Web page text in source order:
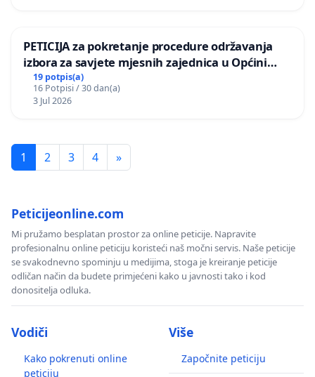
PETICIJA za pokretanje procedure održavanja
izbora za savjete mjesnih zajednica u Općini
Bugojno
19 potpis(a)
16 Potpisi / 30 dan(a)
3 Jul 2026
1 2 3 4 »
Peticijeonline.com
Mi pružamo besplatan prostor za online peticije. Napravite
profesionalnu online peticiju koristeći naš močni servis. Naše peticije
se svakodnevno spominju u medijima, stoga je kreiranje peticije
odličan način da budete primjećeni kako u javnosti tako i kod
donositelja odluka.
Vodiči
Kako pokrenuti online
peticiju
Više
Započnite peticiju